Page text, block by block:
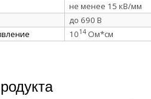
не менее 15 кВ/мм
до 690 В
1014 Ом*см